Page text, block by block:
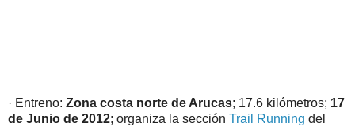
· Entreno: Zona costa norte de Arucas; 17.6 kilómetros; 17
de Junio de 2012; organiza la sección Trail Running del